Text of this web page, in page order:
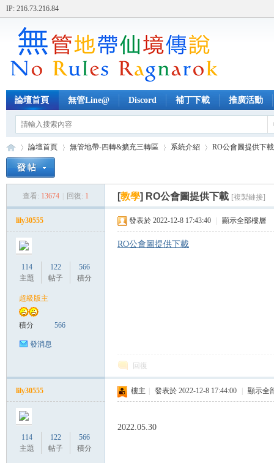
IP: 216.73.216.84
論壇首頁 無管Line@ Discord 補丁下載 推廣活動
論壇首頁
›
無管地帶-四轉&擴充三轉區
›
系統介紹
›
RO公會圖提供下載
查看: 13674 回復: 1 [教學] RO公會圖提供下載 [複製鏈接]
lily30555
114
主題
122
帖子
566
積分
超級版主
積分 566
發消息
發表於 2022-12-8 17:43:40 顯示全部樓層
RO公會圖提供下載
回復
lily30555
114
主題
122
帖子
566
積分
樓主 發表於 2022-12-8 17:44:00 顯示全
2022.05.30